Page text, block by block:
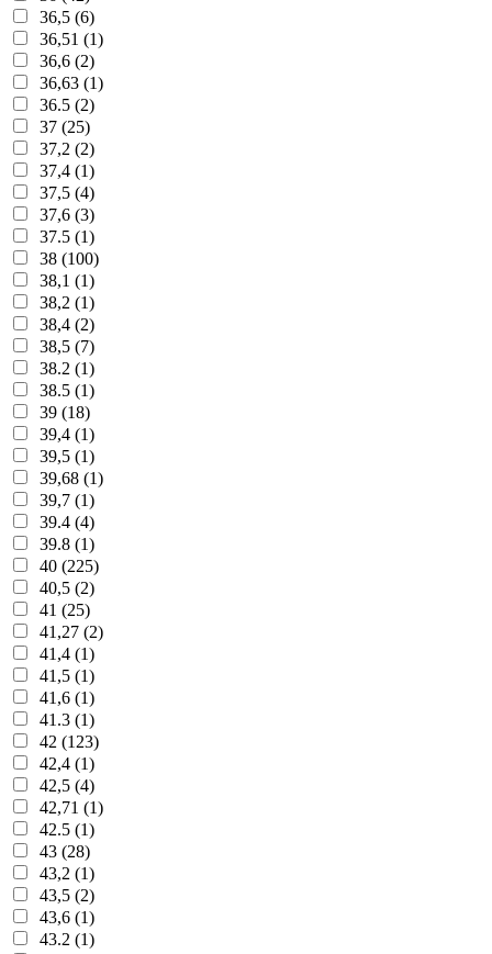
36,5 (6)
36,51 (1)
36,6 (2)
36,63 (1)
36.5 (2)
37 (25)
37,2 (2)
37,4 (1)
37,5 (4)
37,6 (3)
37.5 (1)
38 (100)
38,1 (1)
38,2 (1)
38,4 (2)
38,5 (7)
38.2 (1)
38.5 (1)
39 (18)
39,4 (1)
39,5 (1)
39,68 (1)
39,7 (1)
39.4 (4)
39.8 (1)
40 (225)
40,5 (2)
41 (25)
41,27 (2)
41,4 (1)
41,5 (1)
41,6 (1)
41.3 (1)
42 (123)
42,4 (1)
42,5 (4)
42,71 (1)
42.5 (1)
43 (28)
43,2 (1)
43,5 (2)
43,6 (1)
43.2 (1)